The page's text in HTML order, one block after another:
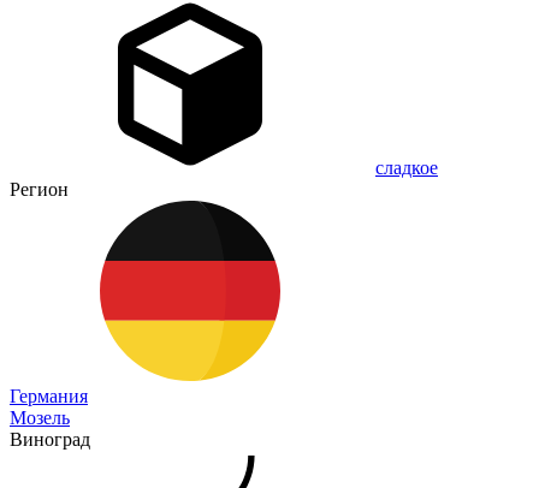
сладкое
Регион
Германия
Мозель
Виноград